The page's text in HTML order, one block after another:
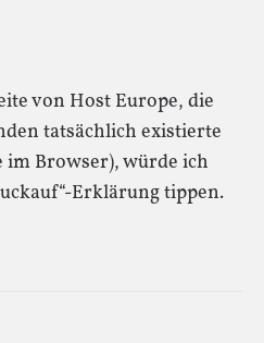
von Host Europe, die
tatsächlich existierte
Browser), würde ich
Erklärung tippen.